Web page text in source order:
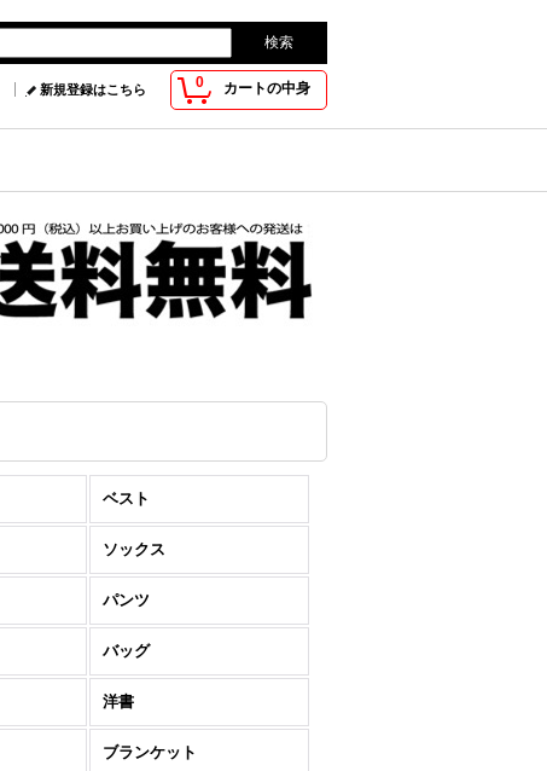
0 カートの中身
新規登録はこちら
ベスト
ソックス
パンツ
バッグ
洋書
ブランケット